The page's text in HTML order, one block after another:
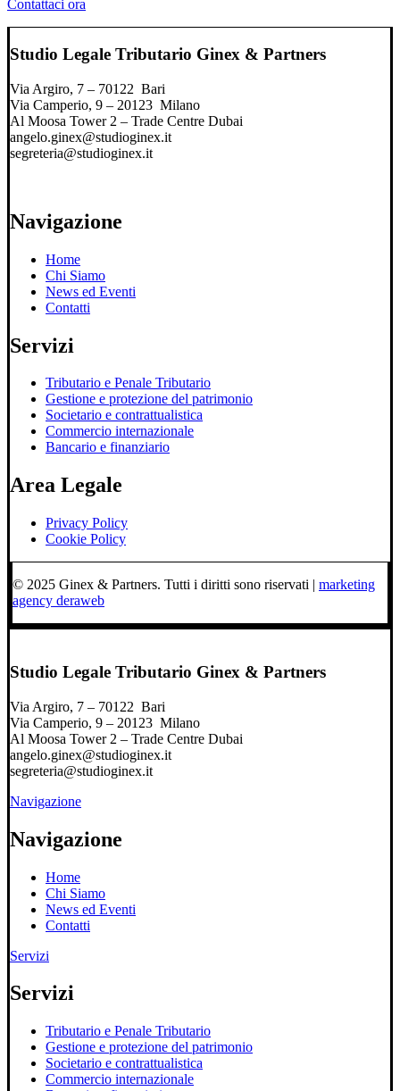
Contattaci ora
Studio Legale Tributario Ginex & Partners
Via Argiro, 7 – 70122 Bari
Via Camperio, 9 – 20123 Milano
Al Moosa Tower 2 – Trade Centre Dubai
angelo.ginex@studioginex.it
segreteria@studioginex.it
Navigazione
Home
Chi Siamo
News ed Eventi
Contatti
Servizi
Tributario e Penale Tributario
Gestione e protezione del patrimonio
Societario e contrattualistica
Commercio internazionale
Bancario e finanziario
Area Legale
Privacy Policy
Cookie Policy
© 2025 Ginex & Partners. Tutti i diritti sono riservati | marketing
agency deraweb
Studio Legale Tributario Ginex & Partners
Via Argiro, 7 – 70122 Bari
Via Camperio, 9 – 20123 Milano
Al Moosa Tower 2 – Trade Centre Dubai
angelo.ginex@studioginex.it
segreteria@studioginex.it
Navigazione
Navigazione
Home
Chi Siamo
News ed Eventi
Contatti
Servizi
Servizi
Tributario e Penale Tributario
Gestione e protezione del patrimonio
Societario e contrattualistica
Commercio internazionale